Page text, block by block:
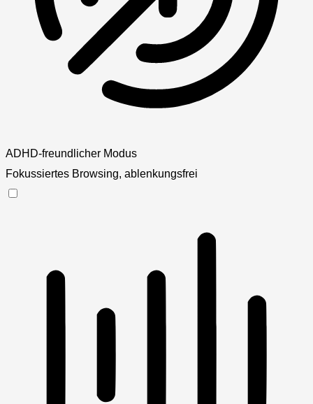
ADHD-freundlicher Modus
Fokussiertes Browsing, ablenkungsfrei